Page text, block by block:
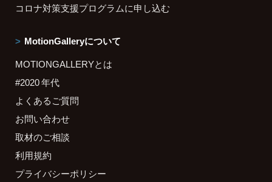
コロナ対策支援プログラムに申し込む
MotionGalleryについて
MOTIONGALLERYとは
#2020 年代
よくあるご質問
お問い合わせ
取材のご相談
利用規約
プライバシーポリシー